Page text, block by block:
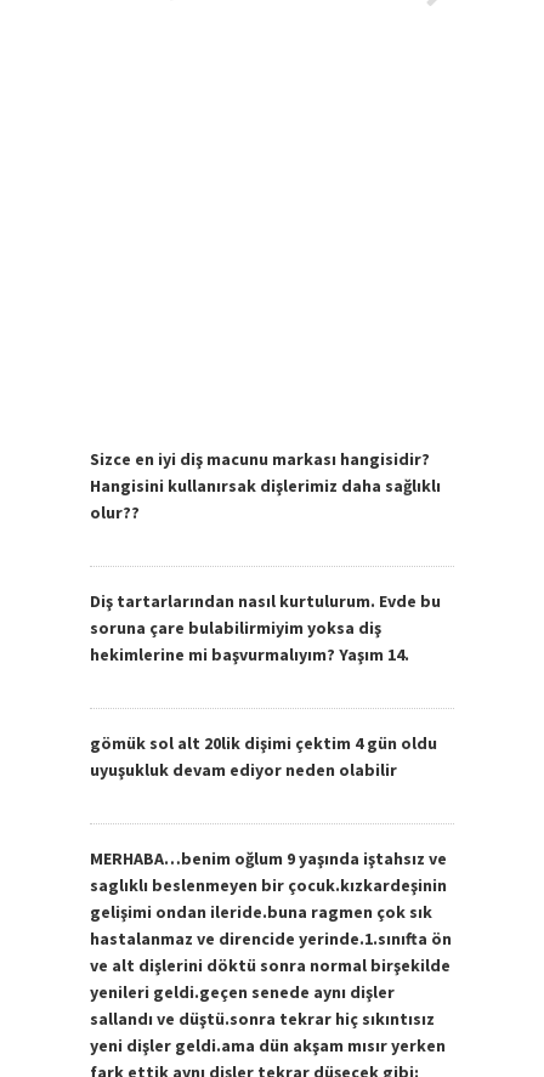
Sizce en iyi diş macunu markası hangisidir?
Hangisini kullanırsak dişlerimiz daha sağlıklı
olur??
Diş tartarlarından nasıl kurtulurum. Evde bu
soruna çare bulabilirmiyim yoksa diş
hekimlerine mi başvurmalıyım? Yaşım 14.
gömük sol alt 20lik dişimi çektim 4 gün oldu
uyuşukluk devam ediyor neden olabilir
MERHABA…benim oğlum 9 yaşında iştahsız ve
saglıklı beslenmeyen bir çocuk.kızkardeşinin
gelişimi ondan ileride.buna ragmen çok sık
hastalanmaz ve direncide yerinde.1.sınıfta ön
ve alt dişlerini döktü sonra normal birşekilde
yenileri geldi.geçen senede aynı dişler
sallandı ve düştü.sonra tekrar hiç sıkıntısız
yeni dişler geldi.ama dün akşam mısır yerken
fark ettik aynı dişler tekrar düşecek gibi: